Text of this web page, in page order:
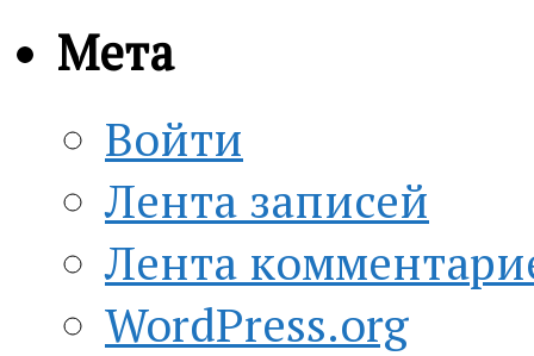
Мета
Войти
Лента записей
Лента
WordPress.org